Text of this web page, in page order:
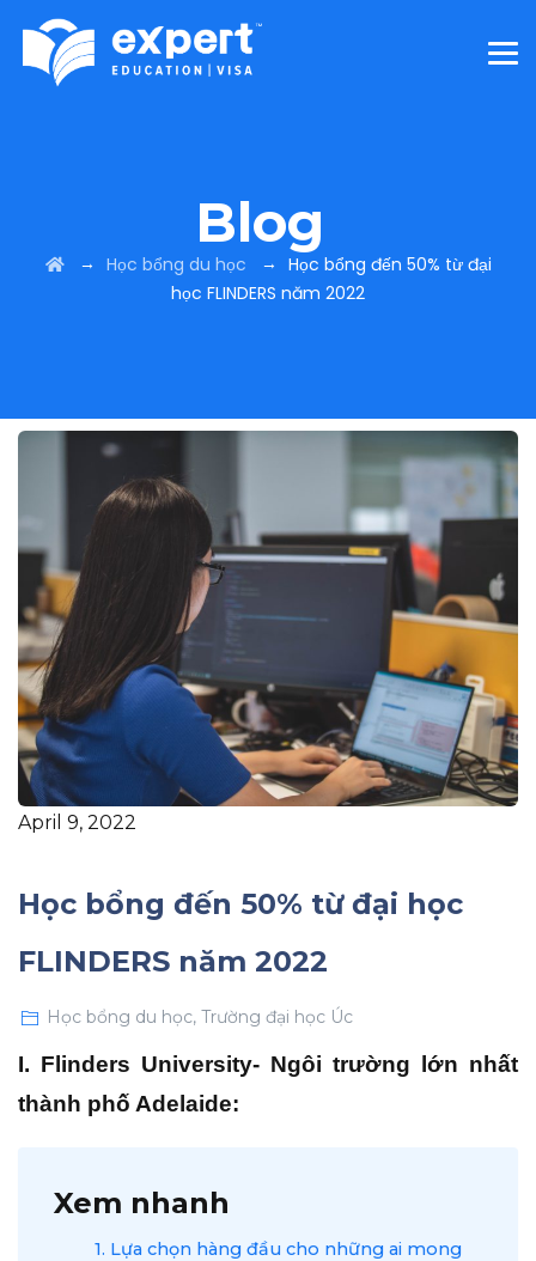
Blog
→ Học bổng du học → Học bổng đến 50% từ đại
học FLINDERS năm 2022
April 9, 2022
Học bổng đến 50% từ đại học
FLINDERS năm 2022
Học bổng du học, Trường đại học Úc
I. Flinders University- Ngôi trường lớn nhất
thành phố Adelaide:
Xem nhanh
1. Lựa chọn hàng đầu cho những ai mong